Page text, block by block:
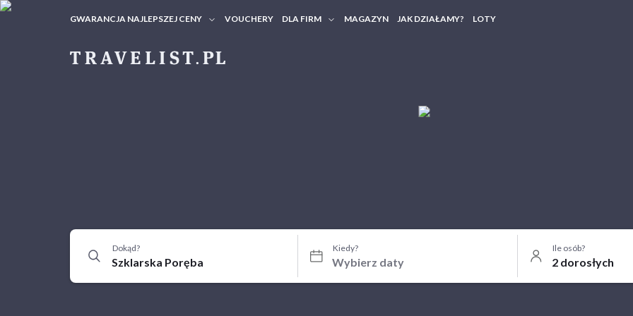
GWARANCJA NAJLEPSZEJ CENY VOUCHERY DLA FIRM MAGAZYN JAK DZIAŁAMY? LOTY
Dokąd? Kiedy? Ile osób?